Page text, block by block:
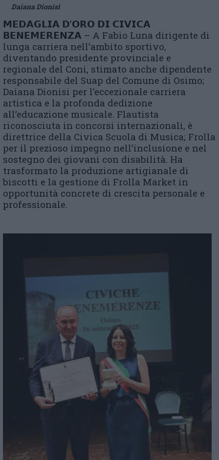
Daiana Dionisi
𝗠𝗘𝗗𝗔𝗚𝗟𝗜𝗔 𝗗’𝗢𝗥𝗢 𝗗𝗜 𝗖𝗜𝗩𝗜𝗖𝗔
𝗕𝗘𝗡𝗘𝗠𝗘𝗥𝗘𝗡𝗭𝗔 – A Fabio Luna dirigente di
lunga carriera nell’ambito sportivo,
diventando presidente provinciale e
regionale del Coni, stimato anche dipendente
responsabile del Suap del Comune di Osimo;
Daiana Dionisi per l’eccezionale carriera
artistica e la profonda dedizione
all’educazione musicale. Flautista
riconosciuta in concorsi internazionali, è
direttrice della Civica Scuola di Musica; Frolla
per il prezioso impegno nell’inclusione e nel
sostegno dei giovani con disabilità. Ha
trasformato la produzione artigianale di
biscotti e la gestione di Frolla Market in
opportunità concrete di crescita personale e
professionale.